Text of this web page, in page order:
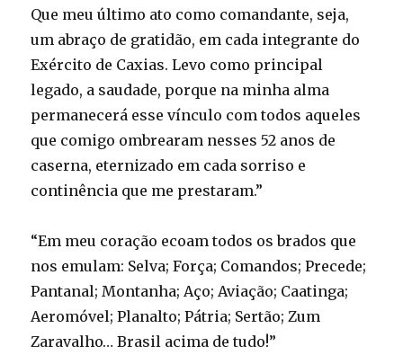
Que meu último ato como comandante, seja,
um abraço de gratidão, em cada integrante do
Exército de Caxias. Levo como principal
legado, a saudade, porque na minha alma
permanecerá esse vínculo com todos aqueles
que comigo ombrearam nesses 52 anos de
caserna, eternizado em cada sorriso e
continência que me prestaram.”
“Em meu coração ecoam todos os brados que
nos emulam: Selva; Força; Comandos; Precede;
Pantanal; Montanha; Aço; Aviação; Caatinga;
Aeromóvel; Planalto; Pátria; Sertão; Zum
Zaravalho… Brasil acima de tudo!”